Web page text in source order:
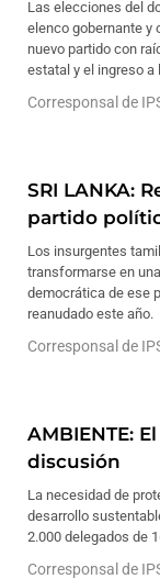
Las elecciones del
elenco gobernante y
nuevo partido con
estatal y el ingreso a
Corresponsal de
SRI LANKA:
partido
Los insurgentes
transformarse en
democrática de ese
reanudado este año.
Corresponsal de
AMBIENTE:
discusión
La necesidad de
desarrollo
2.000 delegados de
Corresponsal de